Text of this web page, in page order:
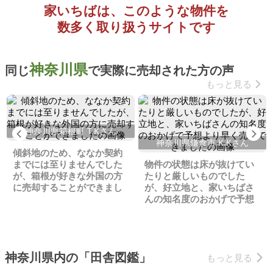
家いちばは、このような物件を
数多く取り扱うサイトです
同じ神奈川県で実際に売却された方の声
もっと見る
Previous
神奈川県箱根町 T.Kさん
傾斜地のため、ななか契約
までには至りませんでした
が、箱根が好きな外国の方
に売却することができまし
神奈川県鎌倉市 K.Kさん
物件の状態は床が抜けてい
たりと厳しいものでした
が、好立地と、家いちばさ
んの知名度のおかげで予想
神奈川県内の「田舎図鑑」 もっと見る